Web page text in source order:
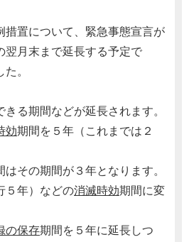
措置について、緊急事態宣言が
翌月末まで延長する予定で
。
きる期間などが延長されます。
効期間を５年（これまでは２
その期間が３年となります。
５年）などの消滅時効期間に変
の保存期間を５年に延長しつ